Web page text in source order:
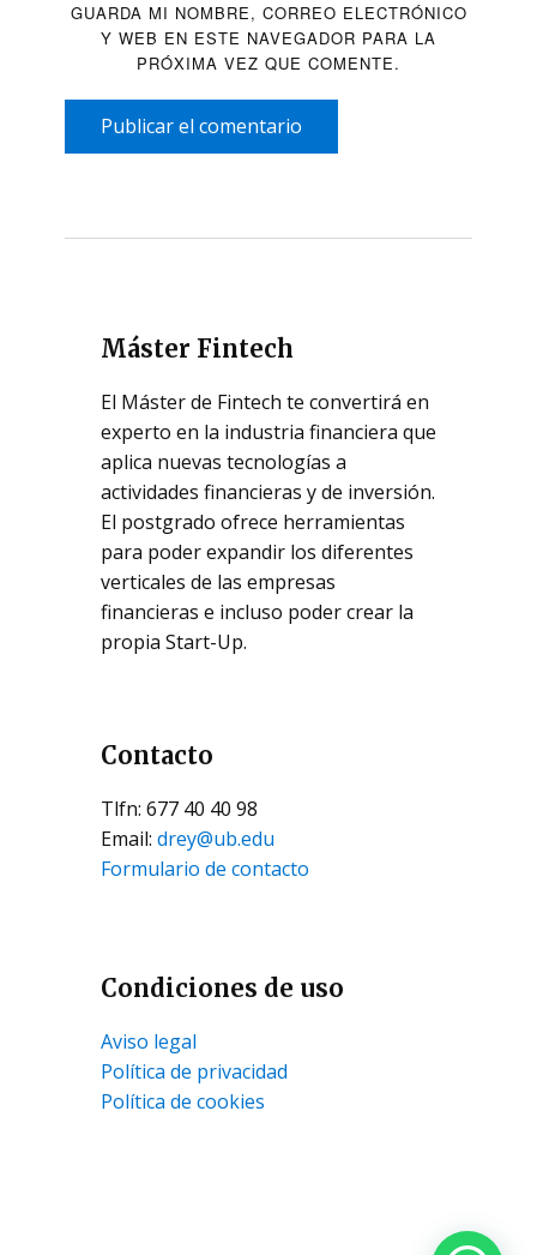
GUARDA MI NOMBRE, CORREO ELECTRÓNICO
Y WEB EN ESTE NAVEGADOR PARA LA
PRÓXIMA VEZ QUE COMENTE.
Publicar el comentario
Máster Fintech
El Máster de Fintech te convertirá en
experto en la industria financiera que
aplica nuevas tecnologías a
actividades financieras y de inversión.
El postgrado ofrece herramientas
para poder expandir los diferentes
verticales de las empresas
financieras e incluso poder crear la
propia Start-Up.
Contacto
Tlfn: 677 40 40 98
Email: drey@ub.edu
Formulario de contacto
Condiciones de uso
Aviso legal
Política de privacidad
Política de cookies